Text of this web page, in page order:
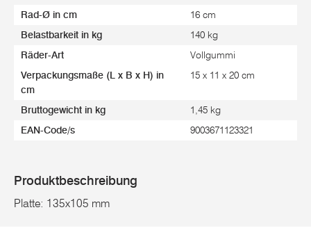
Rad-Ø in cm 16 cm
Belastbarkeit in kg 140 kg
Räder-Art Vollgummi
Verpackungsmaße (L x B x H) in
cm
15 x 11 x 20 cm
Bruttogewicht in kg 1,45 kg
EAN-Code/s 9003671123321
Produktbeschreibung
Platte: 135x105 mm